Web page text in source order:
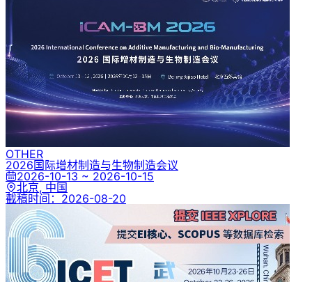
OTHER
2026国际增材制造与生物制造会议
2026-10-13 ~ 2026-10-15
北京, 中国
截稿时间： 2026-08-20